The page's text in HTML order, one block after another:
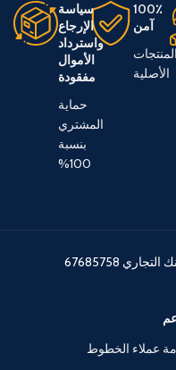
100٪
آمن
المنتجات
الأصلية
سياسة
الإرجاع
واسترداد
الأموال
مفقودة
حماية
المشتري
بنسبة
100%
التجاري 67685758
عملاء الخطوط